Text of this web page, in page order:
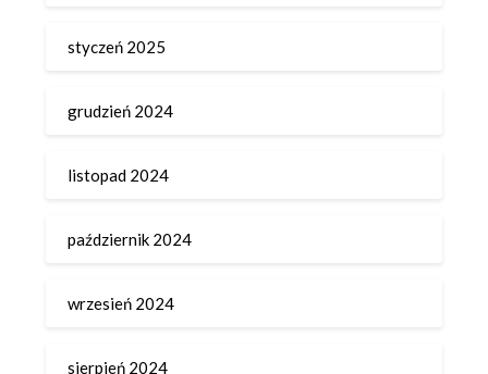
styczeń 2025
grudzień 2024
listopad 2024
październik 2024
wrzesień 2024
sierpień 2024